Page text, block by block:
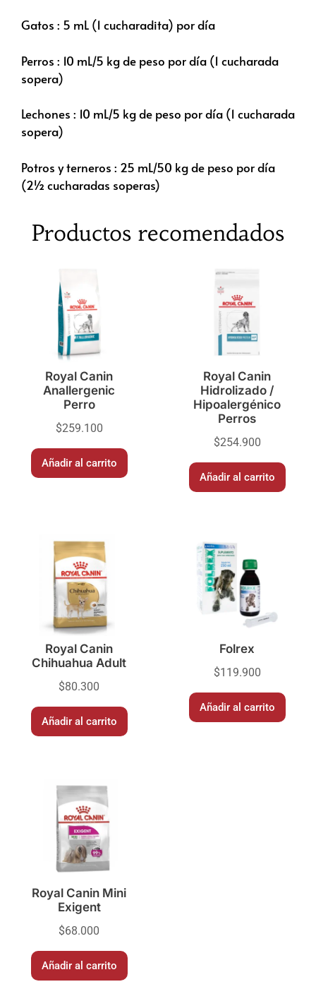
Gatos : 5 mL (1 cucharadita) por día
Perros : 10 mL/5 kg de peso por día (1 cucharada
sopera)
Lechones : 10 mL/5 kg de peso por día (1 cucharada
sopera)
Potros y terneros : 25 mL/50 kg de peso por día
(2½ cucharadas soperas)
Productos recomendados
Royal Canin
Anallergenic
Perro
$259.100
Añadir al carrito
Royal Canin
Hidrolizado /
Hipoalergénico
Perros
$254.900
Añadir al carrito
Royal Canin
Chihuahua Adult
$80.300
Añadir al carrito
Folrex
$119.900
Añadir al carrito
Royal Canin Mini
Exigent
$68.000
Añadir al carrito